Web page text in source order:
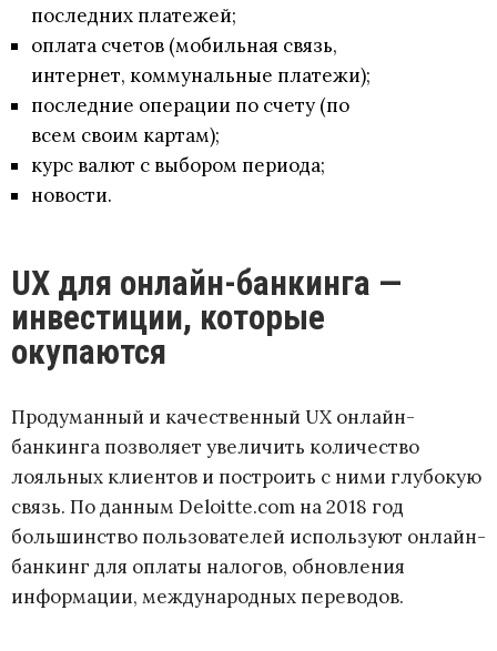
последних платежей;
оплата счетов (мобильная связь,
интернет, коммунальные платежи);
последние операции по счету (по
всем своим картам);
курс валют с выбором периода;
новости.
UX для онлайн-банкинга —
инвестиции, которые
окупаются
Продуманный и качественный UX онлайн-
банкинга позволяет увеличить количество
лояльных клиентов и построить с ними глубокую
связь. По данным Deloitte.com на 2018 год
большинство пользователей используют онлайн-
банкинг для оплаты налогов, обновления
информации, международных переводов.